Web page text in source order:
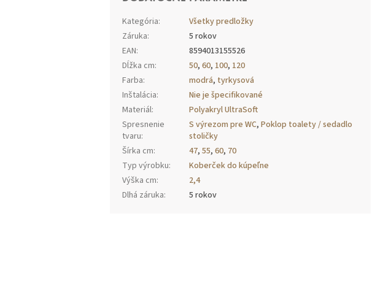
Kategória:
Všetky predložky
Záruka:
5 rokov
EAN:
8594013155526
Dĺžka cm: 50,60, 100, 120
Farba: modrá, tyrkysová
Inštalácia:
Nie je špecifikované
Materiál:
Polyakryl UltraSoft
Spresnenie
tvaru:
S výrezom pre WC,Poklop toalety / sedadlo
stoličky
Šírka cm: 47,55,60, 70
Typ výrobku:
Koberček do kúpeľne
Výška cm:
2,4
Dlhá záruka: 5 rokov